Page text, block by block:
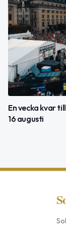
En vecka kvar
16 augusti